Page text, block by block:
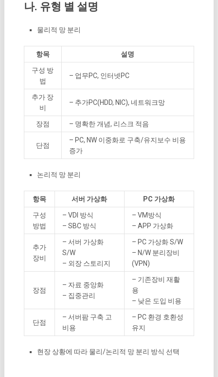
나. 유형 별 설명
물리적 망 분리
항목 설명
구성 방
법
– 업무PC, 인터넷PC
추가 장
비
– 추가PC(HDD, NIC), 네트워크망
장점 – 명확한 개념, 리스크 적음
단점
– PC, NW 이중화로 구축/유지보수 비용
증가
논리적 망 분리
항목 서버 가상화 PC 가상화
구성
방법
– VDI 방식
– SBC 방식
– VM방식
– APP 가상화
추가
장비
– 서버 가상화
S/W
– 외장 스토리지
– PC 가상화 S/W
– N/W 분리장비
(VPN)
장점
– 자료 중앙화
– 집중관리
– 기존장비 재활
용
– 낮은 도입 비용
단점
– 서버팜 구축 고
비용
– PC 환경 호환성
유지
현장 상황에 따라 물리/논리적 망 분리 방식 선택